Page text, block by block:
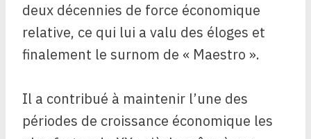
deux décennies de force économique
relative, ce qui lui a valu des éloges et
finalement le surnom de « Maestro ».
Il a contribué à maintenir l’une des
périodes de croissance économique les